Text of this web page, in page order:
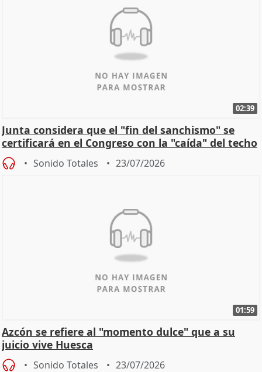
02:39
Junta considera que el "fin del sanchismo" se
certificará en el Congreso con la "caída" del techo
de
Sonido Totales 23/07/2026
01:59
Azcón se refiere al "momento dulce" que a su
juicio vive Huesca
Sonido Totales 23/07/2026